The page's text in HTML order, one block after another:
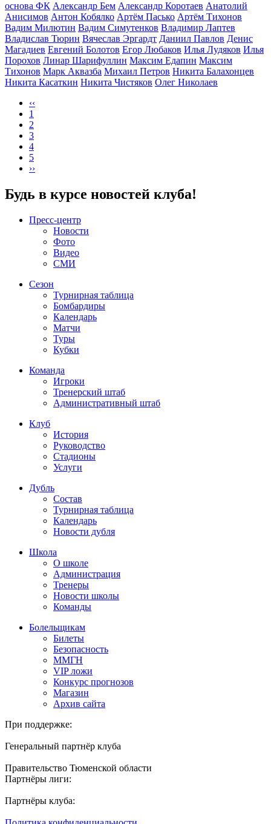
основа ФК Александр Бем Александр Коротаев Анатолий
Анисимов Антон Кобялко Артём Пасько Артём Тихонов
Вадим Милютин Вадим Симутенков Владимир Лаптев
Владислав Тюрин Вячеслав Эргардт Даниил Павлов Денис
Магадиев Евгений Болотов Егор Любаков Илья Лудяков Илья
Порохов Линар Шарифуллин Максим Едапин Максим
Тихонов Марк Аквазба Михаил Петров Никита Балахонцев
Никита Касаткин Никита Чистяков Олег Николаев
‹‹
1
2
3
4
5
››
Будь в курсе новостей клуба!
Пресс-центр
Новости
Фото
Видео
СМИ
Сезон
Турнирная таблица
Бомбардиры
Календарь
Матчи
Туры
Кубки
Команда
Игроки
Тренерский штаб
Административный штаб
Клуб
История
Руководство
Стадионы
Услуги
Дубль
Состав
Турнирная таблица
Календарь
Новости дубля
Школа
О школе
Администрация
Тренеры
Новости школы
Команды
Болельщикам
Билеты
Безопасность
ММГН
VIP ложи
Конкурс прогнозов
Магазин
Архив сайта
При поддержке:
Генеральный партнёр клуба
Правительство Тюменской области
Партнёры лиги:
Партнёры клуба: